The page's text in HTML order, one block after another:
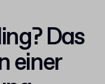
Das
einer